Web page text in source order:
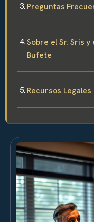
Preguntas
Sobre el Sr. Sris
Bufete
Recursos